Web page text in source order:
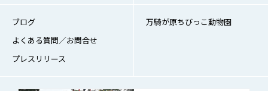
ブログ
よくある質問／お問合せ
プレスリリース
万騎が原ちびっこ動物園